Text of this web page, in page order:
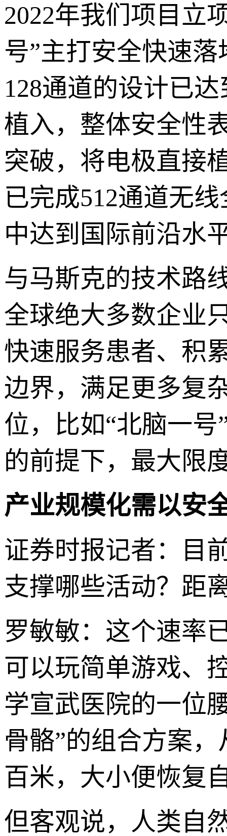
2022年我们项目立
号”主打安全快速
128通道的设计已
植入，整体安全性
突破，将电极直接
已完成512通道无
中达到国际前沿水
与马斯克的技术路
全球绝大多数企业
快速服务患者、积
边界，满足更多复
位，比如“北脑一
的前提下，最大限
产业规模化需以安
证券时报记者：目
支撑哪些活动？距
罗敏敏：这个速率
可以玩简单游戏、
学宣武医院的一位
骨骼”的组合方案
百米，大小便恢复
但客观说，人类自